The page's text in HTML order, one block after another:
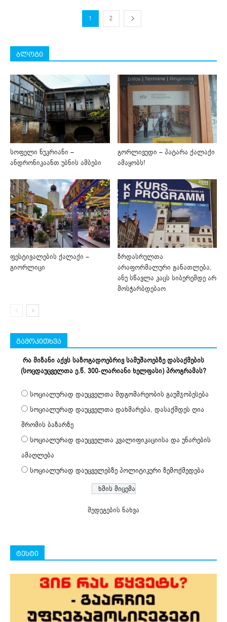
1 2
ბლოგი
სოფელი ნუკრიანი –
ანდრონიკაანთ უბნის ამბები
გორლივუდი – პატარა ქალაქი
ამაყობს!
ფესტივალების ქალაქი –
გიორლიცი
ზრდასრულთა
არაფორმალური განათლება,
ანუ სწავლა კაცს სიბერემდე არ
მოსჭარბდებაო
გამოკითხვა
რა მიზანი აქვს საზოგადოებრივ სამუშაოებზე დასაქმების
(სოცდაუცველთა ე.წ. 300-ლარიანი ხელფასი) პროგრამას?
სოციალურად დაუცველთა მდგომარეობის გაუმჯობესება
სოციალურად დაუცველთა დახმარება, დასაქმდეს ღია
შრომის ბაზარზე
სოციალურად დაუცველთა კვალიფიკაციისა და უნარების
ამაღლება
სოციალურად დაუცველებზე პოლიტიკური ზემოქმედება
შედეგების ნახვა
ტესტი